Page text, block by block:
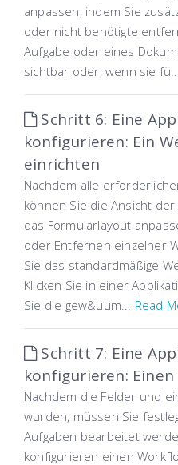
anpassen, indem Sie
oder nicht benötigte
Aufgabe oder eines
sichtbar oder, wenn sie
Schritt 6: Eine
konfigurieren: Ein
einrichten
Nachdem alle
können Sie die Ansicht
das Formularlayout
oder Entfernen einzelner
Sie das standardmäßige
Klicken Sie in einer
Sie die gew&uum... Read
Schritt 7: Eine
konfigurieren:
Nachdem die Felder und
wurden, müssen Sie
Aufgaben bearbeitet
konfigurieren einen